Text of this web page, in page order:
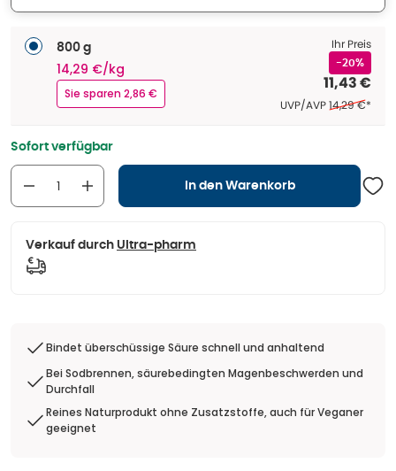
800 g
14,29 €/kg
Sie sparen 2,86 €
Ihr Preis
-20%
11,43 €
UVP/AVPEhemaliger
14,29 €*
Sofort verfügbar
In den Warenkorb
Verkauf durch Ultra-pharm
Bindet überschüssige Säure schnell und anhaltend
Bei Sodbrennen, säurebedingten Magenbeschwerden und
Durchfall
Reines Naturprodukt ohne Zusatzstoffe, auch für Veganer
geeignet